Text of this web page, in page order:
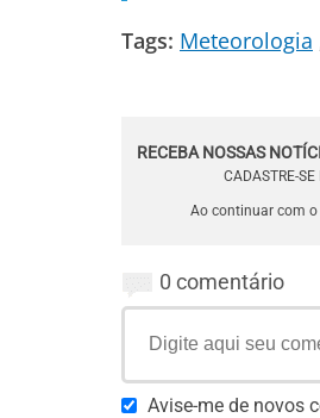
Tags: Meteorologia
RECEBA NOSSAS
CADASTRE-
Ao continuar com
0 comentário
Avise-me de novos